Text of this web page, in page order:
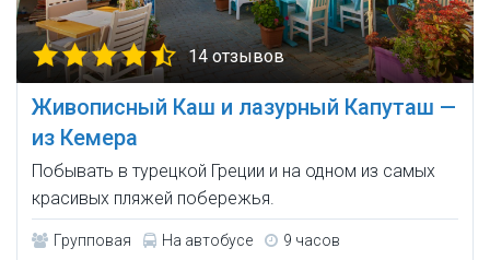
14 отзывов
Живописный Каш и лазурный Капуташ —
из Кемера
Побывать в турецкой Греции и на одном из самых
красивых пляжей побережья.
Групповая На автобусе 9 часов